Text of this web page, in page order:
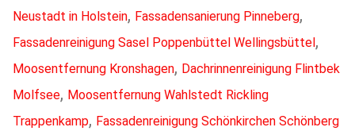
Neustadt in Holstein, Fassadensanierung Pinneberg,
Fassadenreinigung Sasel Poppenbüttel Wellingsbüttel,
Moosentfernung Kronshagen, Dachrinnenreinigung Flintbek
Molfsee, Moosentfernung Wahlstedt Rickling
Trappenkamp, Fassadenreinigung Schönkirchen Schönberg